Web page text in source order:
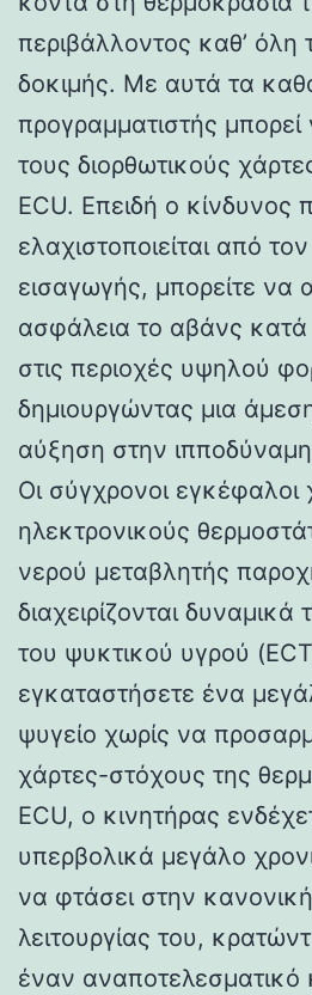
περιβάλλοντος καθ’ όλη
δοκιμής. Με αυτά τα
προγραμματιστής μπορεί
τους διορθωτικούς
ECU. Επειδή ο κίνδυνος
ελαχιστοποιείται από
εισαγωγής, μπορείτε να
ασφάλεια το αβάνς κατά
στις περιοχές υψηλού
δημιουργώντας μια
αύξηση στην
Οι σύγχρονοι εγκέφαλοι
ηλεκτρονικούς
νερού μεταβλητής
διαχειρίζονται
του ψυκτικού υγρού
εγκαταστήσετε ένα
ψυγείο χωρίς να
χάρτες-στόχους της
ECU, ο κινητήρας
υπερβολικά μεγάλο
να φτάσει στην
λειτουργίας του,
έναν αναποτελεσματικό